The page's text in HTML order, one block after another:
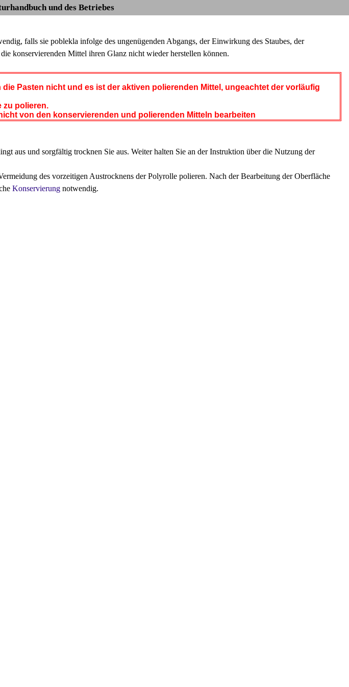
und des Betriebes
falls sie poblekla infolge des ungenügenden Abgangs, der Einwirkung des Staubes, der
konservierenden Mittel ihren Glanz nicht wieder herstellen können.
Pasten nicht und es ist der aktiven polierenden Mittel, ungeachtet der vorläufig
zu polieren.
von den konservierenden und polierenden Mitteln bearbeiten
aus und sorgfältig trocknen Sie aus. Weiter halten Sie an der Instruktion über die Nutzung der
des vorzeitigen Austrocknens der Polyrolle polieren. Nach der Bearbeitung der Oberfläche
Konservierung notwendig.